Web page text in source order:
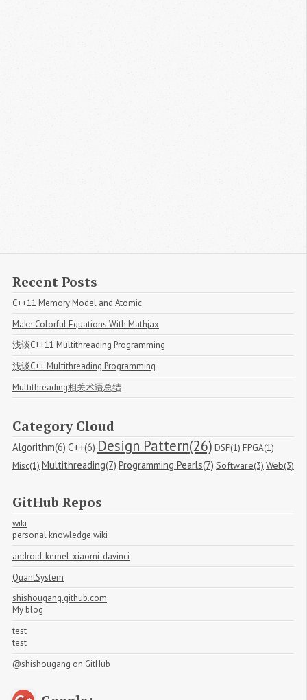
Recent Posts
C++11 Memory Model and Atomic
Make Colorful Equations With Mathjax
浅谈C++11 Multithreading Programming
浅谈C++ Multithreading Programming
Multithreading相关术语总结
Category Cloud
Algorithm(6) C++(6) Design Pattern(26) DSP(1) FPGA(1)
Misc(1) Multithreading(7) Programming Pearls(7) Software(3) Web(3)
GitHub Repos
wiki
personal knowledge wiki
android_kernel_xiaomi_davinci
QuantSystem
shishougang.github.com
My blog
test
test
@shishougang on GitHub